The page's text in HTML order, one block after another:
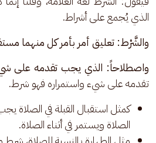
الذي يُجمع على أشراط.
والشَّرْط: تعليق أمر بأمر كل منهما
واصطلاحاً: الذي يجب تقدمه على
تقدمه على شيء واستمراره فهو شرط.
كمثل استقبال القبلة في الصلاة
الصلاة ويستمر في أثناء الصلاة.